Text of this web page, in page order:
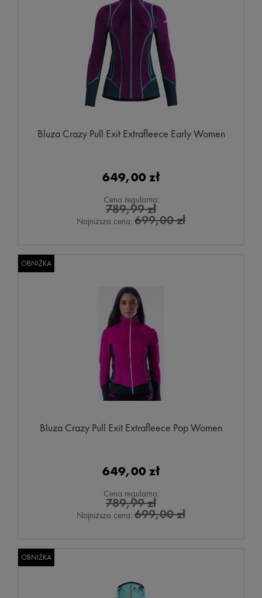
Bluza Crazy Pull Exit Extrafleece Early Women
649,00 zł
Cena regularna:
789,99 zł
Najniższa cena: 699,00 zł
Bluza Crazy Pull Exit Extrafleece Pop Women
649,00 zł
Cena regularna:
789,99 zł
Najniższa cena: 699,00 zł
OBNIŻKA
OBNIŻKA